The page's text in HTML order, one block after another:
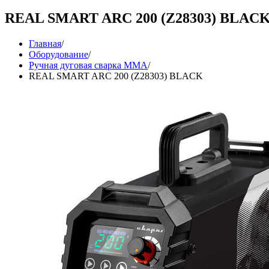
REAL SMART ARC 200 (Z28303)
Главная/
Оборудование/
Ручная дуговая сварка MMA/
REAL SMART ARC 200 (Z28303) BLACK